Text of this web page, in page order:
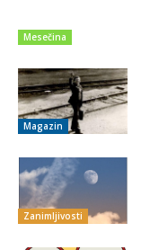
Mesečina
Magazin
Zanimljivosti